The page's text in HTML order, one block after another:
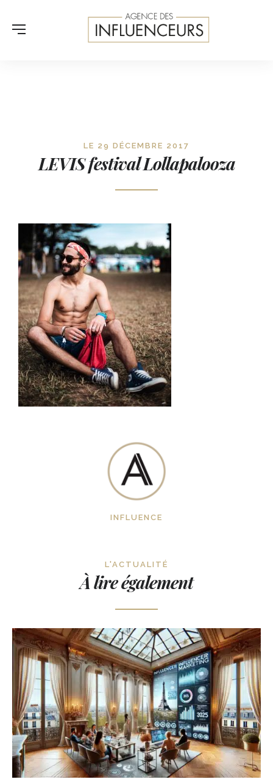
INFLUENCE
LE 29 DÉCEMBRE 2017
LEVIS festival Lollapalooza
L'ACTUALITÉ
À lire également